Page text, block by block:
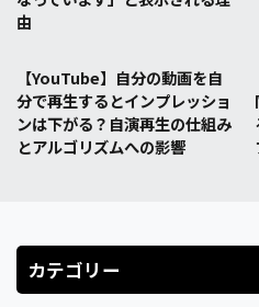
由
【YouTube】自分の動画を自
分で再生するとインプレッショ
ンは下がる？自演再生の仕組み
とアルゴリズムへの影響
カテゴリー